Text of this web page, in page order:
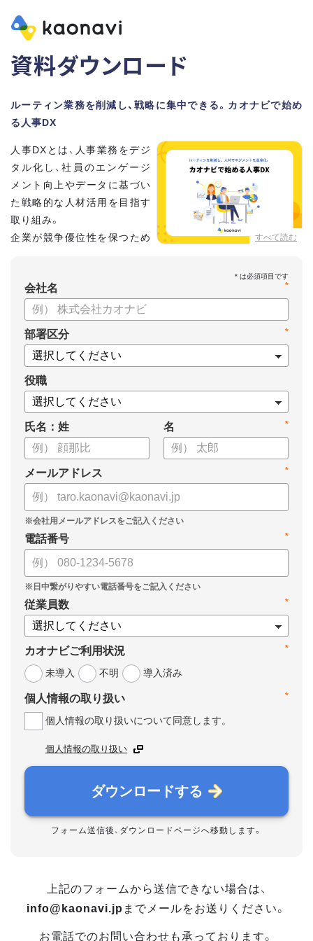
資料ダウンロード
ルーティン業務を削減し、戦略に集中できる。カオナビで始め
る人事DX
すべて読む
人事DXとは、人事業務をデジ
タル化し、社員のエンゲージ
メント向上やデータに基づい
た戦略的な人材活用を目指す
取り組み。
企業が競争優位性を保つため
しかし、「何から手を付けてよいかわからない」「なかなかデジ
タル化が進まない」「既存システムを変えることに抵抗がある」
といった理由から、推進に踏み切れていない企業も少なくあり
ません。
本資料では、人事DXの目的や成功させるためのポイントを解
説します。
*
会社名
*
部署区分
役職
氏名：姓 *
名
*
メールアドレス
*
電話番号
*
従業員数
*
カオナビご利用状況
未導入
不明 導入済み
*
個人情報の取り扱い
個人情報の取り扱いについて同意します。
個人情報の取り扱い
ダウンロードする
フォーム送信後、ダウンロードページへ移動します。
上記のフォームから送信できない場合は、
info@kaonavi.jp までメールをお送りください。
お電話でのお問い合わせも承っております。